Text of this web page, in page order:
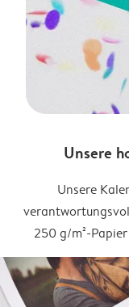
Unsere
Unsere
250 g/m²-